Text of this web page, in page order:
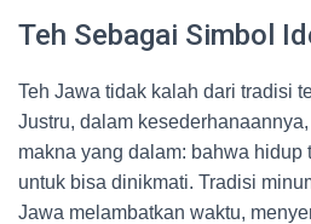
Teh Sebagai Simbol
Teh Jawa tidak kalah dari tradisi
Justru, dalam
makna yang dalam: bahwa hidup
untuk bisa dinikmati. Tradisi
Jawa melambatkan waktu,